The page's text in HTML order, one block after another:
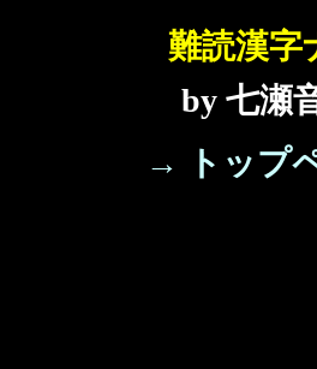
難読漢字
by 七瀬
→ トップ